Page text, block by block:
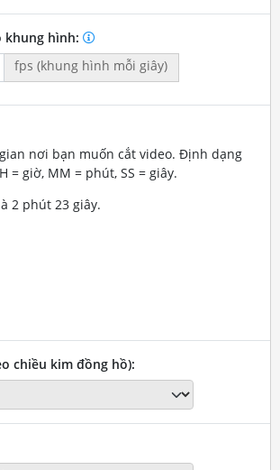
khung hình:
fps (khung hình mỗi giây)
nơi bạn muốn cắt video. Định dạng
= giờ, MM = phút, SS = giây.
2 phút 23 giây.
chiều kim đồng hồ):